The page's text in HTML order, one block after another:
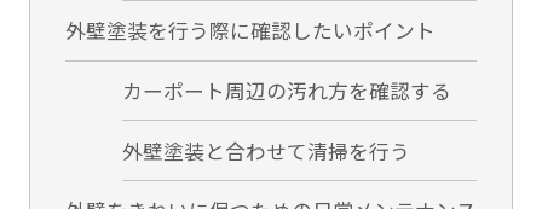
外壁塗装を行う際に確認したいポイント
カーポート周辺の汚れ方を確認する
外壁塗装と合わせて清掃を行う